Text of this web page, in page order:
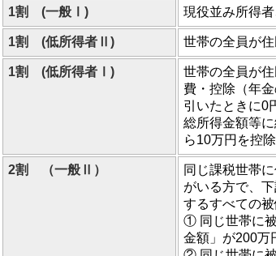
1割 (一般Ⅰ) 現役並み所得
1割 (低所得者Ⅱ) 世帯の全員が
1割 (低所得者Ⅰ)
世帯の全員が
費・控除（年
引いたときに0
総所得金額等
ら10万円を控除
2割 （一般Ⅱ）
同じ課税世帯
がいる方で、
するすべての
① 同じ世帯に
金額」が200万